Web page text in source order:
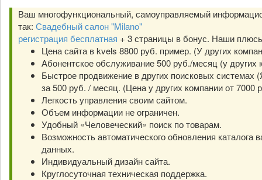
Ваш многофункциональный, самоуправляемый
так: Свадебный салон "Milano"
регистрация бесплатная + 3 страницы в бонус. Наши
Цена сайта в kvels 8800 руб. пример. (У других
Абонентское обслуживание 500 руб./месяц (у других
Быстрое продвижение в других поисковых системах
за 500 руб. / месяц. (Цена у других компании от 7000
Легкость управления своим сайтом.
Объем информации не ограничен.
Удобный «Человеческий» поиск по товарам.
Возможность автоматического обновления каталога
данных.
Индивидуальный дизайн сайта.
Круглосуточная техническая поддержка.